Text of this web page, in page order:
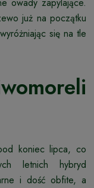
owady zapylające.
już na początku
się na tle
koniec lipca, co
letnich hybryd
i dość obfite, a